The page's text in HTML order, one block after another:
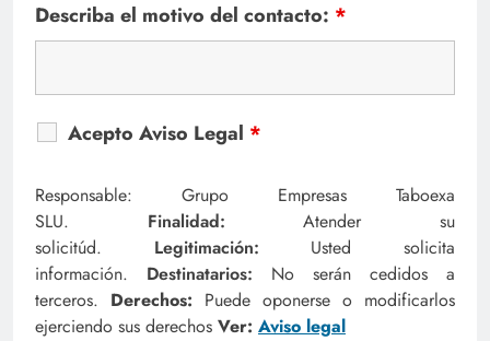
Describa el motivo del contacto: *
Acepto Aviso Legal *
Responsable: Grupo Empresas Taboexa
SLU. Finalidad:Atender su
solicitúd. Legitimación: Usted solicita
información. Destinatarios: No serán cedidos a
terceros. Derechos: Puede oponerse o modificarlos
ejerciendo sus derechos Ver: Aviso legal